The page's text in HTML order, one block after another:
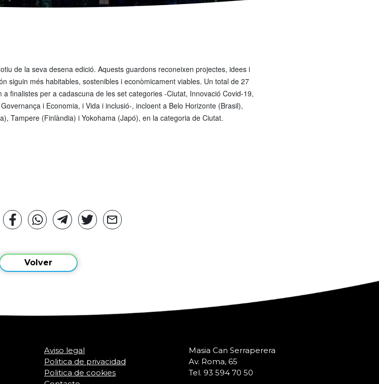
de la seva desena edició. Aquests guardons reconeixen projectes, idees i
siguin més habitables, sostenibles i econòmicament viables. Un total de 27
finalistes per a cadascuna de les set categories -Ciutat, Innovació Covid-19,
i Economia, i Vida i inclusió-, incloent a Belo Horizonte (Brasil),
Tampere (Finlàndia) i Yokohama (Japó), en la categoria de Ciutat.
Volver
Aviso legal
Politica de privacidad
Politica de cookies
Masia Can Serraperera
Av. Roma, 65
Tel. 93 594 70 50